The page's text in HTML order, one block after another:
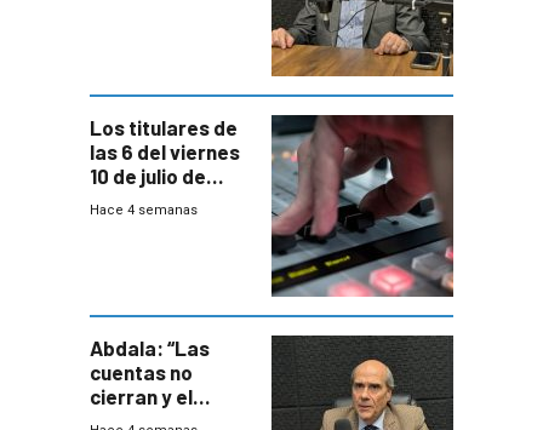
Los titulares de
las 6 del viernes
10 de julio de
2026
Hace 4 semanas
Abdala: “Las
cuentas no
cierran y el
balance del